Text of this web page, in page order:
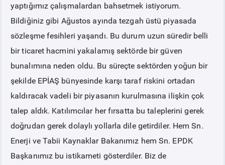
yaptığımız çalışmalardan bahsetmek istiyorum.
Bildiğiniz gibi Ağustos ayında tezgah üstü piyasada
sözleşme fesihleri yaşandı. Bu durum uzun süredir belli
bir ticaret hacmini yakalamış sektörde bir güven
bunalımına neden oldu. Bu süreçte sektörden yoğun bir
şekilde EPİAŞ bünyesinde karşı taraf riskini ortadan
kaldıracak vadeli bir piyasanın kurulmasına ilişkin çok
talep aldık. Katılımcılar her fırsatta bu taleplerini gerek
doğrudan gerek dolaylı yollarla dile getirdiler. Hem Sn.
Enerji ve Tabii Kaynaklar Bakanımız hem Sn. EPDK
Başkanımız bu istikameti gösterdiler. Biz de